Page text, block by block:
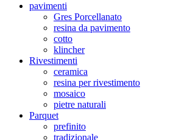
pavimenti
Gres Porcellanato
resina da pavimento
cotto
klincher
Rivestimenti
ceramica
resina per rivestimento
mosaico
pietre naturali
Parquet
prefinito
tradizionale